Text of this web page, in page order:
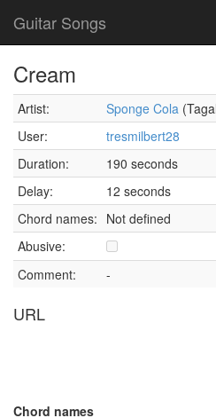
Guitar Songs
Cream
Artist: Sponge Cola
User:
tresmilbert28
Duration:
190 seconds
Delay:
12 seconds
Chord names: Not defined
Abusive:
Comment:
-
URL
Chord names